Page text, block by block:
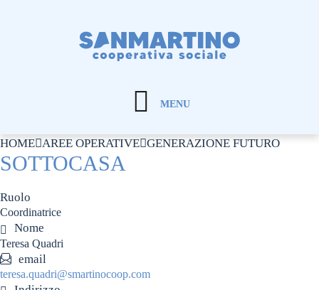
MENU
HOME AREE OPERATIVE GENERAZIONE FUTURO
SOTTOCASA
Ruolo
Coordinatrice
Nome
Teresa Quadri
email
teresa.quadri@smartinocoop.com